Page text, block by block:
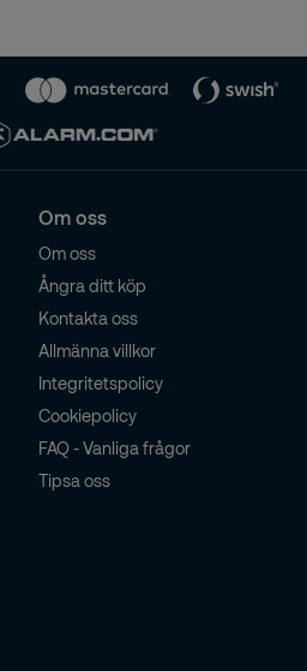
Om oss
Om oss
Ångra ditt köp
Kontakta oss
Allmänna villkor
Integritetspolicy
Cookiepolicy
FAQ - Vanliga frågor
Tipsa oss